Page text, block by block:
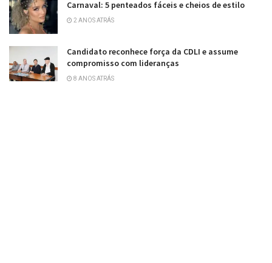
Carnaval: 5 penteados fáceis e cheios de estilo
2 ANOS ATRÁS
Candidato reconhece força da CDLI e assume
compromisso com lideranças
8 ANOS ATRÁS